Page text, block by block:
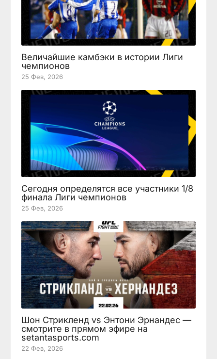
Величайшие камбэки в истории Лиги
чемпионов
25 Фев, 2026
Сегодня определятся все участники 1/8
финала Лиги чемпионов
25 Фев, 2026
Шон Стрикленд vs Энтони Эрнандес —
смотрите в прямом эфире на
setantasports.com
22 Фев, 2026